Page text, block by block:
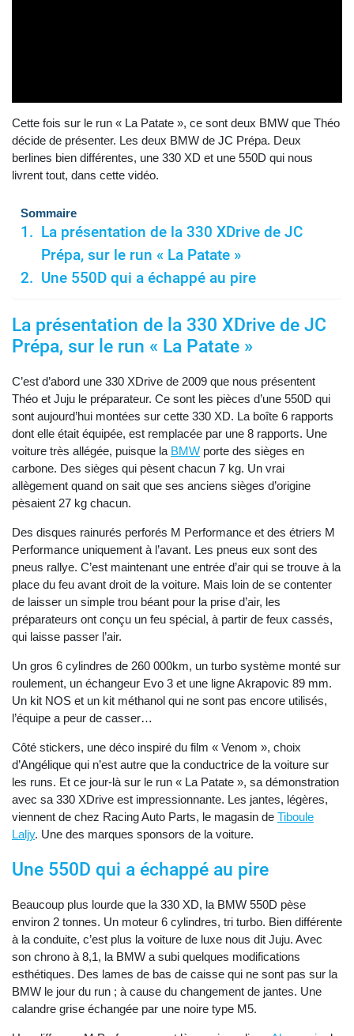
Cette fois sur le run « La Patate », ce sont deux BMW que Théo
décide de présenter. Les deux BMW de JC Prépa. Deux
berlines bien différentes, une 330 XD et une 550D qui nous
livrent tout, dans cette vidéo.
Sommaire
La présentation de la 330 XDrive de JC
Prépa, sur le run « La Patate »
Une 550D qui a échappé au pire
La présentation de la 330 XDrive de JC
Prépa, sur le run « La Patate »
C’est d’abord une 330 XDrive de 2009 que nous présentent
Théo et Juju le préparateur. Ce sont les pièces d’une 550D qui
sont aujourd’hui montées sur cette 330 XD. La boîte 6 rapports
dont elle était équipée, est remplacée par une 8 rapports. Une
voiture très allégée, puisque la BMW porte des sièges en
carbone. Des sièges qui pèsent chacun 7 kg. Un vrai
allègement quand on sait que ses anciens sièges d’origine
pèsaient 27 kg chacun.
Des disques rainurés perforés M Performance et des étriers M
Performance uniquement à l’avant. Les pneus eux sont des
pneus rallye. C’est maintenant une entrée d’air qui se trouve à la
place du feu avant droit de la voiture. Mais loin de se contenter
de laisser un simple trou béant pour la prise d’air, les
préparateurs ont conçu un feu spécial, à partir de feux cassés,
qui laisse passer l’air.
Un gros 6 cylindres de 260 000km, un turbo système monté sur
roulement, un échangeur Evo 3 et une ligne Akrapovic 89 mm.
Un kit NOS et un kit méthanol qui ne sont pas encore utilisés,
l’équipe a peur de casser…
Côté stickers, une déco inspiré du film « Venom », choix
d’Angélique qui n’est autre que la conductrice de la voiture sur
les runs. Et ce jour-là sur le run « La Patate », sa démonstration
avec sa 330 XDrive est impressionnante. Les jantes, légères,
viennent de chez Racing Auto Parts, le magasin de Tiboule
Laljy. Une des marques sponsors de la voiture.
Une 550D qui a échappé au pire
Beaucoup plus lourde que la 330 XD, la BMW 550D pèse
environ 2 tonnes. Un moteur 6 cylindres, tri turbo. Bien différente
à la conduite, c’est plus la voiture de luxe nous dit Juju. Avec
son chrono à 8,1, la BMW a subi quelques modifications
esthétiques. Des lames de bas de caisse qui ne sont pas sur la
BMW le jour du run ; à cause du changement de jantes. Une
calandre grise échangée par une noire type M5.